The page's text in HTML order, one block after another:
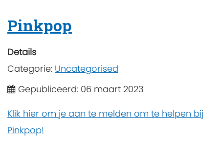
Pinkpop
Details
Categorie: Uncategorised
Gepubliceerd: 06 maart 2023
Klik hier om je aan te melden om te helpen bij
Pinkpop!